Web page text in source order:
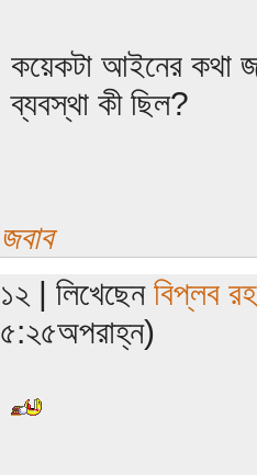
কয়েকটা আইনের কথা
ব্যবস্থা কী ছিল?
জবাব
১২ | লিখেছেন বিপ্লব
৫:২৫অপরাহ্ন)